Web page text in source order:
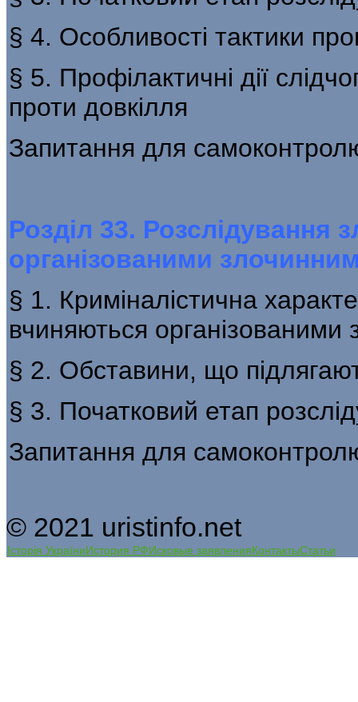
§ 4. Особливості тактики
§ 5. Профілактичні дії
проти довкілля
Запитання для
Розділ 33. Розслідування
організованими
§ 1. Криміналістична
вчиняються
§ 2. Обставини, що
§ 3. Початковий етап
Запитання для
© 2021 uristinfo.net
Історія УкраїниИстория РФИсковые заявленияКонтактыСтатьи